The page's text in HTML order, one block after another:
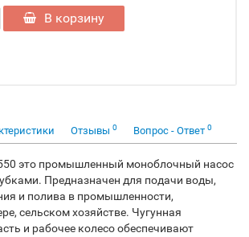
В корзину
Отзывы 0 Вопрос - Ответ 0
это промышленный моноблочный насос
Предназначен для подачи воды,
и полива в промышленности,
сельском хозяйстве. Чугунная
и рабочее колесо обеспечивают